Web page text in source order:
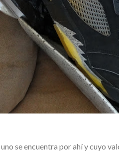
uno se encuentra por ahí y cuyo